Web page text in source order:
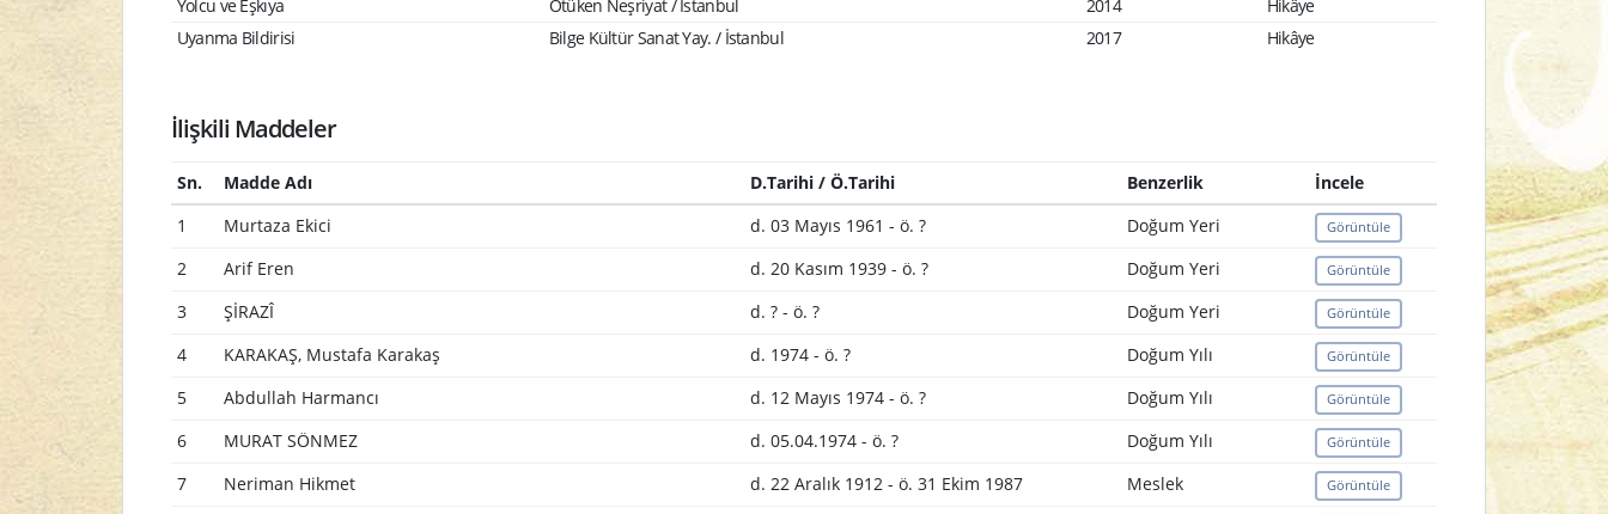
Yolcu ve Eşkıya
Ötüken Neşriyat / İstanbul 2014
Hikâye
Uyanma Bildirisi
Bilge Kültür Sanat Yay. / İstanbul 2017 Hikâye
İlişkili Maddeler
Sn. Madde Adı D.Tarihi / Ö.Tarihi Benzerlik
İncele
1
Murtaza Ekici d. 03 Mayıs 1961 - ö. ? Doğum Yeri Görüntüle
2 Arif Eren d. 20 Kasım 1939 - ö. ? Doğum Yeri Görüntüle
3 ŞİRAZÎ d. ? - ö. ? Doğum Yeri Görüntüle
4 KARAKAŞ, Mustafa Karakaş d. 1974 - ö. ? Doğum Yılı Görüntüle
5 Abdullah Harmancı d. 12 Mayıs 1974 - ö. ? Doğum Yılı Görüntüle
6 MURAT SÖNMEZ d. 05.04.1974 - ö. ? Doğum Yılı Görüntüle
7 Neriman Hikmet d. 22 Aralık 1912 - ö. 31 Ekim 1987 Meslek Görüntüle